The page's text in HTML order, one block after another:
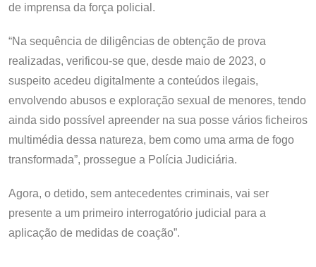
de imprensa da força policial.
“Na sequência de diligências de obtenção de prova
realizadas, verificou-se que, desde maio de 2023, o
suspeito acedeu digitalmente a conteúdos ilegais,
envolvendo abusos e exploração sexual de menores, tendo
ainda sido possível apreender na sua posse vários ficheiros
multimédia dessa natureza, bem como uma arma de fogo
transformada”, prossegue a Polícia Judiciária.
Agora, o detido, sem antecedentes criminais, vai ser
presente a um primeiro interrogatório judicial para a
aplicação de medidas de coação”.